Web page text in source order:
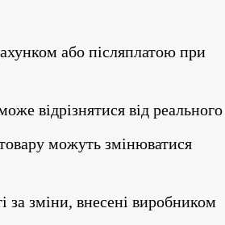
або післяплатою при
відрізнятися від реального
можуть змінюватися
за зміни, внесені виробником